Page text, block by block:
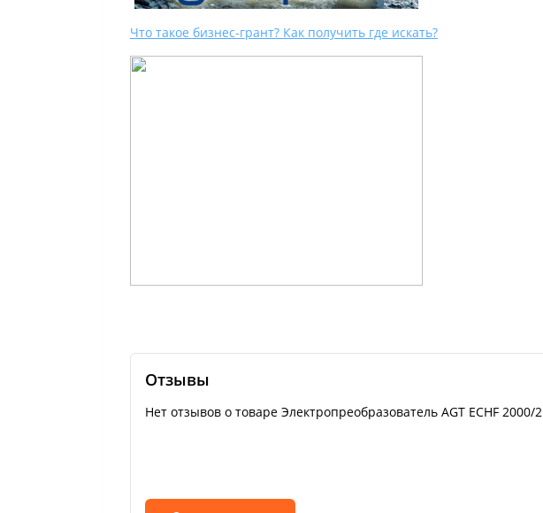
Что такое бизнес-грант? Как получить где искать?
Отзывы
Нет отзывов о товаре Электропреобразователь AGT ECHF 2000/2